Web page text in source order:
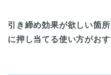
引き締め効果が欲しい箇
に押し当てる使い方がおす